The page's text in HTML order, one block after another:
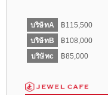
บริษัทA
฿115,500
บริษัทB
฿108,000
บริษัทc
฿85,000